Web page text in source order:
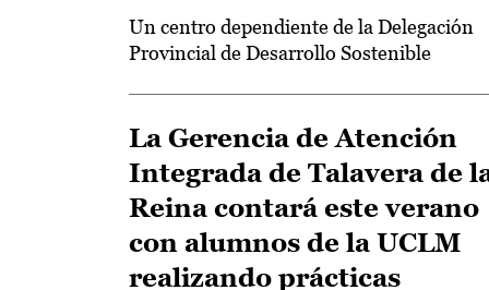
Un centro dependiente de la Delegación
Provincial de Desarrollo Sostenible
La Gerencia de Atención
Integrada de Talavera de
Reina contará este verano
con alumnos de la UCLM
realizando prácticas